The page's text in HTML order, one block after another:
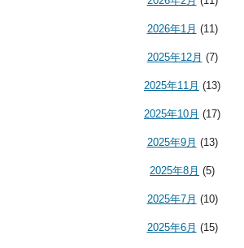
2026年1月 (11)
2025年12月 (7)
2025年11月 (13)
2025年10月 (17)
2025年9月 (13)
2025年8月 (5)
2025年7月 (10)
2025年6月 (15)